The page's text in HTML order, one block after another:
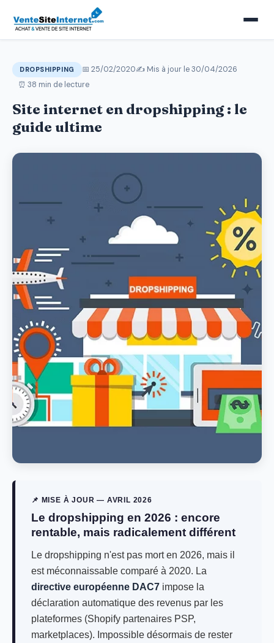
DROPSHIPPING 📅 25/02/2020✍️ Mis à jour le30/04/2026
⏰ 38 min de lecture
Site internet en dropshipping : le
guide ultime
📌 MISE À JOUR — AVRIL 2026
Le dropshipping en 2026 : encore
rentable, mais radicalement différent
Le dropshipping n'est pas mort en 2026, mais il
est méconnaissable comparé à 2020. La
directive européenne DAC7 impose la
déclaration automatique des revenus par les
plateformes (Shopify partenaires PSP,
marketplaces). Impossible désormais de rester